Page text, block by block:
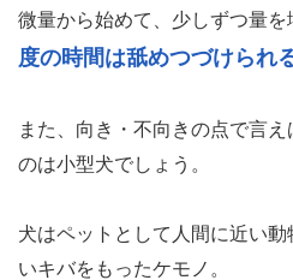
微量から始めて、少しずつ量を
度の時間は舐めつづけられ
また、向き・不向きの点で言
のは小型犬でしょう。
犬はペットとして人間に近い
いキバをもったケモノ。